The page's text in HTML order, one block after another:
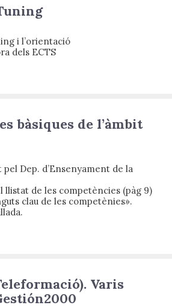
i l’orientació
dels ECTS
bàsiques de l’àmbit
Dep. d’Ensenyament de la
de les competències (pàg 9)
clau de les competènies».
Varis